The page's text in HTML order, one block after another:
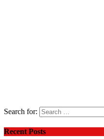
Search for:
Recent Posts